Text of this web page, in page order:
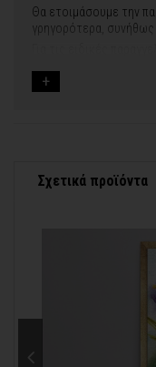
Θα ετοιμάσουμε την
γρηγορότερα, συνήθως
Εάν η αποστολή
Σχετικά προϊόντα